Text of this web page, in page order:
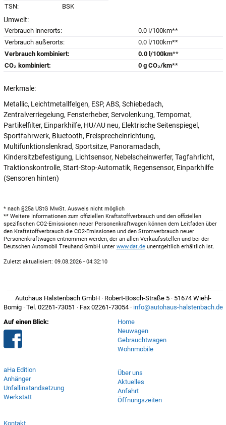
TSN:
BSK
Umwelt:
Verbrauch innerorts:
0.0 l/100km**
Verbrauch außerorts:
0.0 l/100km**
Verbrauch kombiniert:
0.0 l/100km**
CO₂ kombiniert:
0 g CO₂/km**
Merkmale:
Metallic, Leichtmetallfelgen, ESP, ABS, Schiebedach,
Zentralverriegelung, Fensterheber, Servolenkung, Tempomat,
Partikelfilter, Einparkhilfe, HU/AU neu, Elektrische Seitenspiegel,
Sportfahrwerk, Bluetooth, Freisprecheinrichtung,
Multifunktionslenkrad, Sportsitze, Panoramadach,
Kindersitzbefestigung, Lichtsensor, Nebelscheinwerfer, Tagfahrlicht,
Traktionskontrolle, Start-Stop-Automatik, Regensensor, Einparkhilfe
(Sensoren hinten)
* nach §25a UStG MwSt. Ausweis nicht möglich
** Weitere Informationen zum offiziellen Kraftstoffverbrauch und den offiziellen
spezifischen CO2-Emissionen neuer Personenkraftwagen können dem Leitfaden über
den Kraftstoffverbrauch die CO2-Emissionen und den Stromverbrauch neuer
Personenkraftwagen entnommen werden, der an allen Verkaufsstellen und bei der
Deutschen Automobil Treuhand GmbH unter www.dat.deunentgeltlich erhältlich ist.
Zuletzt aktualisiert: 09.08.2026 - 04:32:10
Autohaus Halstenbach GmbH · Robert-Bosch-Straße 5 · 51674 Wiehl-
Bomig · Tel. 02261-73051 · Fax 02261-73054 · info@autohaus-halstenbach.de
Auf einen Blick:
Home
Neuwagen
Gebrauchtwagen
Wohnmobile
aHa Edition
Anhänger
Unfallinstandsetzung
Werkstatt
Über uns
Aktuelles
Anfahrt
Öffnungszeiten
Kontakt